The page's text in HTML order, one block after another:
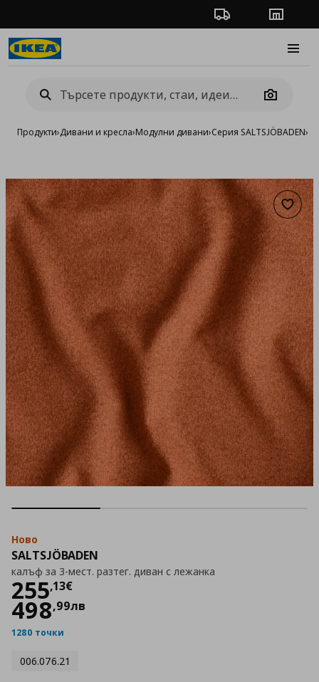
Проследяване на
Camera
Продукти›Дивани и кресла›Модулни дивани›Серия SALTSJÖBADEN›
Ново
SALTSJÖBADEN
калъф за 3-мест. разтег. диван с лежанка
255,13€
Цена
498,99лв
1280 точки
006.076.21